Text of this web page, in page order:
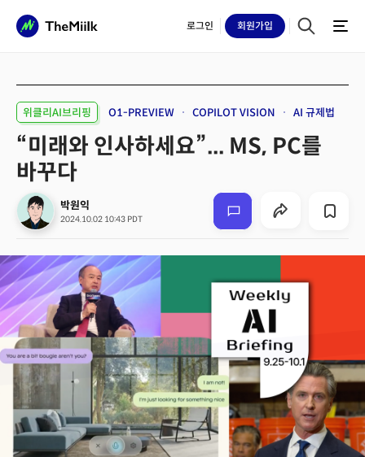
로그인 회원가입
위클리AI브리핑 O1-PREVIEW COPILOT VISION AI 규제법
“미래와 인사하세요”... MS, PC를
바꾸다
박원익
2024.10.02 10:43 PDT